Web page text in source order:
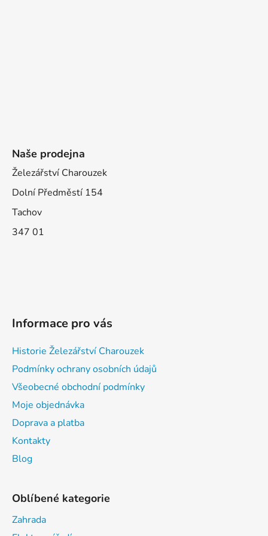
Naše prodejna
Železářství Charouzek
Dolní Předměstí 154
Tachov
347 01
Informace pro vás
Historie Železářství Charouzek
Podmínky ochrany osobních údajů
Všeobecné obchodní podmínky
Moje objednávka
Doprava a platba
Kontakty
Blog
Oblíbené kategorie
Zahrada